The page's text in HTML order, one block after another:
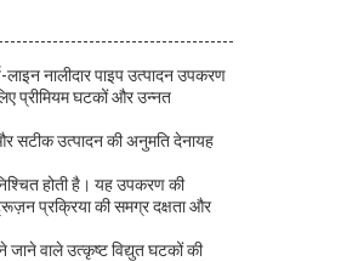
नालीदार पाइप उत्पादन उपकरण
प्रीमियम घटकों और उन्नत
और सटीक उत्पादन की अनुमति देनायह
होती है। यह उपकरण की
प्रक्रिया की समग्र दक्षता और
वाले उत्कृष्ट विद्युत घटकों की